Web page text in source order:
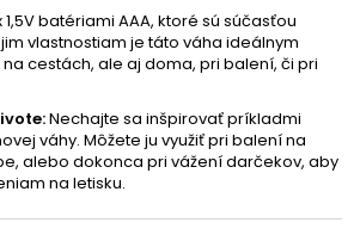
batériami AAA, ktoré sú súčasťou
vlastnostiam je táto váha ideálnym
cestách, ale aj doma, pri balení, či pri
Nechajte sa inšpirovať príkladmi
váhy. Môžete ju využiť pri balení na
alebo dokonca pri vážení darčekov, aby
na letisku.